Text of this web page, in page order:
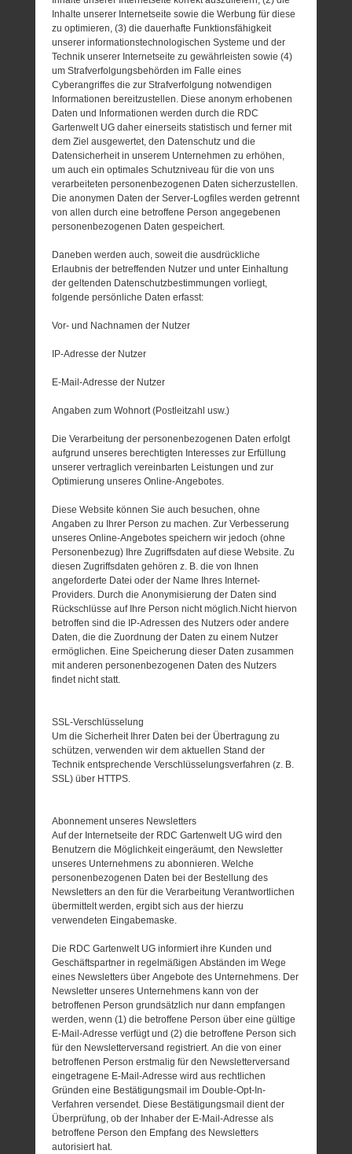
Inhalte unserer Internetseite sowie die Werbung für diese
zu optimieren, (3) die dauerhafte Funktionsfähigkeit
unserer informationstechnologischen Systeme und der
Technik unserer Internetseite zu gewährleisten sowie (4)
um Strafverfolgungsbehörden im Falle eines
Cyberangriffes die zur Strafverfolgung notwendigen
Informationen bereitzustellen. Diese anonym erhobenen
Daten und Informationen werden durch die RDC
Gartenwelt UG daher einerseits statistisch und ferner mit
dem Ziel ausgewertet, den Datenschutz und die
Datensicherheit in unserem Unternehmen zu erhöhen,
um auch ein optimales Schutzniveau für die von uns
verarbeiteten personenbezogenen Daten sicherzustellen.
Die anonymen Daten der Server-Logfiles werden getrennt
von allen durch eine betroffene Person angegebenen
personenbezogenen Daten gespeichert.
Daneben werden auch, soweit die ausdrückliche
Erlaubnis der betreffenden Nutzer und unter Einhaltung
der geltenden Datenschutzbestimmungen vorliegt,
folgende persönliche Daten erfasst:
Vor- und Nachnamen der Nutzer
IP-Adresse der Nutzer
E-Mail-Adresse der Nutzer
Angaben zum Wohnort (Postleitzahl usw.)
Die Verarbeitung der personenbezogenen Daten erfolgt
aufgrund unseres berechtigten Interesses zur Erfüllung
unserer vertraglich vereinbarten Leistungen und zur
Optimierung unseres Online-Angebotes.
Diese Website können Sie auch besuchen, ohne
Angaben zu Ihrer Person zu machen. Zur Verbesserung
unseres Online-Angebotes speichern wir jedoch (ohne
Personenbezug) Ihre Zugriffsdaten auf diese Website. Zu
diesen Zugriffsdaten gehören z. B. die von Ihnen
angeforderte Datei oder der Name Ihres Internet-
Providers. Durch die Anonymisierung der Daten sind
Rückschlüsse auf Ihre Person nicht möglich.Nicht hiervon
betroffen sind die IP-Adressen des Nutzers oder andere
Daten, die die Zuordnung der Daten zu einem Nutzer
ermöglichen. Eine Speicherung dieser Daten zusammen
mit anderen personenbezogenen Daten des Nutzers
findet nicht statt.
SSL-Verschlüsselung
Um die Sicherheit Ihrer Daten bei der Übertragung zu
schützen, verwenden wir dem aktuellen Stand der
Technik entsprechende Verschlüsselungsverfahren (z. B.
SSL) über HTTPS.
Abonnement unseres Newsletters
Auf der Internetseite der RDC Gartenwelt UG wird den
Benutzern die Möglichkeit eingeräumt, den Newsletter
unseres Unternehmens zu abonnieren. Welche
personenbezogenen Daten bei der Bestellung des
Newsletters an den für die Verarbeitung Verantwortlichen
übermittelt werden, ergibt sich aus der hierzu
verwendeten Eingabemaske.
Die RDC Gartenwelt UG informiert ihre Kunden und
Geschäftspartner in regelmäßigen Abständen im Wege
eines Newsletters über Angebote des Unternehmens. Der
Newsletter unseres Unternehmens kann von der
betroffenen Person grundsätzlich nur dann empfangen
werden, wenn (1) die betroffene Person über eine gültige
E-Mail-Adresse verfügt und (2) die betroffene Person sich
für den Newsletterversand registriert. An die von einer
betroffenen Person erstmalig für den Newsletterversand
eingetragene E-Mail-Adresse wird aus rechtlichen
Gründen eine Bestätigungsmail im Double-Opt-In-
Verfahren versendet. Diese Bestätigungsmail dient der
Überprüfung, ob der Inhaber der E-Mail-Adresse als
betroffene Person den Empfang des Newsletters
autorisiert hat.